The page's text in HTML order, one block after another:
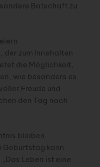
Botschaft zu
der zum Innehalten
die Möglichkeit,
wie besonders es
Freude und
den Tag noch
bleiben
Geburtstag kann
Leben ist eine